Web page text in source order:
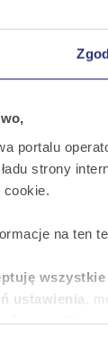
portalu
strony
na ten
wszystkie
ustawienia ,